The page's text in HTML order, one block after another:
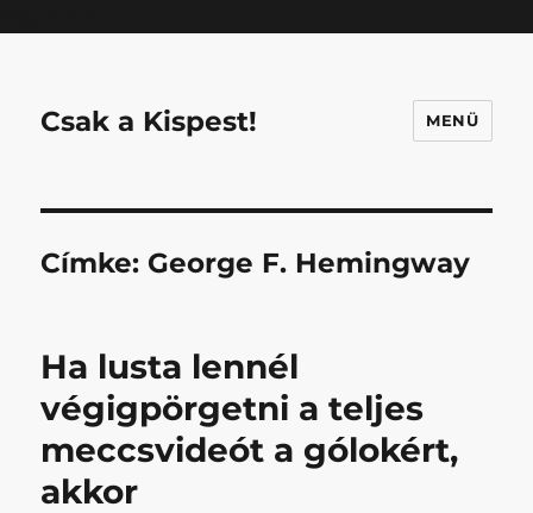
Csak a Kispest! MENÜ
Címke: George F. Hemingway
Ha lusta lennél
végigpörgetni a teljes
meccsvideót a gólokért,
akkor